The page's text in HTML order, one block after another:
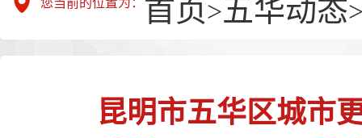
您当前的位置为： 首页>五华动态
昆明市五华区城市